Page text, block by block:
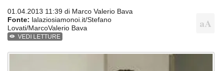
01.04.2013 11:39 di Marco Valerio Bava
Fonte: lalaziosiamonoi.it/Stefano
Lovati/MarcoValerio Bava
VEDI LETTURE